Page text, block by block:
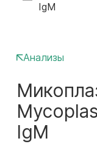
IgM
Анализы
IgM